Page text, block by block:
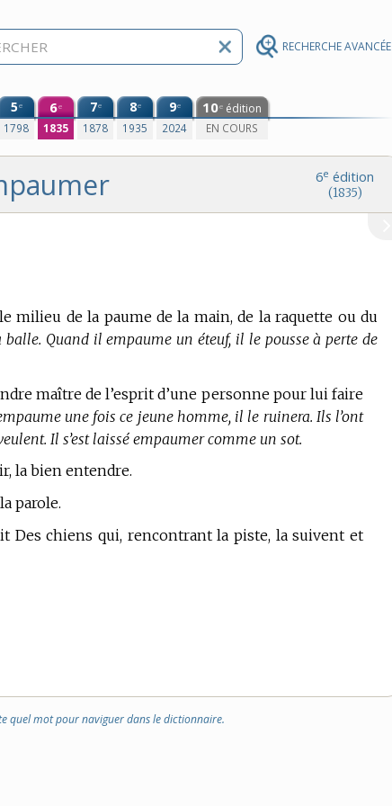
RECHERCHE AVANCÉE
5e
1798
6e
1835
7e
1878
8e
1935
9e
2024
10e édition
EN COURS
6e édition
(1835)
milieu de la paume de la main, de la raquette ou du
Quand il empaume un éteuf, il le pousse à perte de
maître de l’esprit d’une personne pour lui faire
une fois ce jeune homme, il le ruinera. Ils l’ont
Il s’est laissé empaumer comme un sot.
la bien entendre.
parole.
Des chiens qui, rencontrant la piste, la suivent et
quel mot pour naviguer dans le dictionnaire.